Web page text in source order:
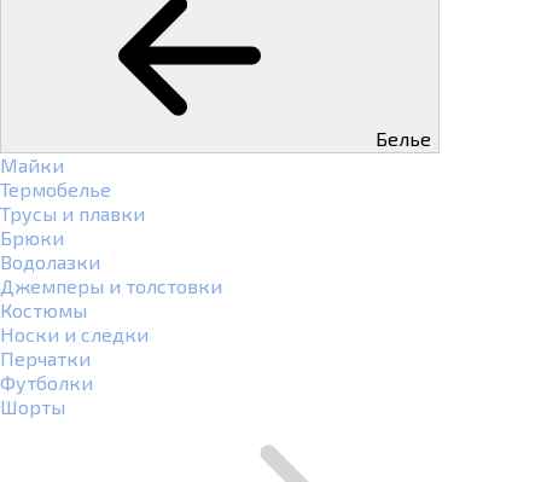
Белье
Майки
Термобелье
Трусы и плавки
Брюки
Водолазки
Джемперы и толстовки
Костюмы
Носки и следки
Перчатки
Футболки
Шорты